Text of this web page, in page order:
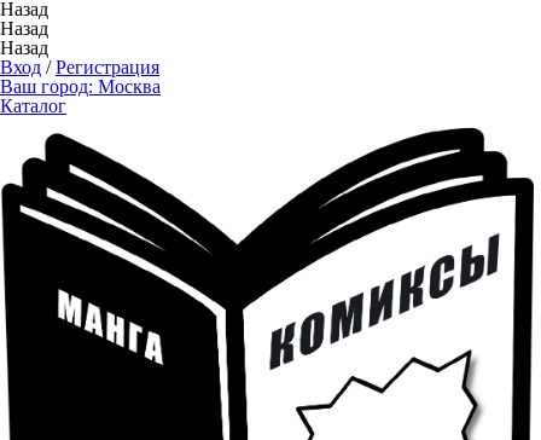
Назад
Назад
Назад
Вход /Регистрация
Ваш город: Москва
Каталог